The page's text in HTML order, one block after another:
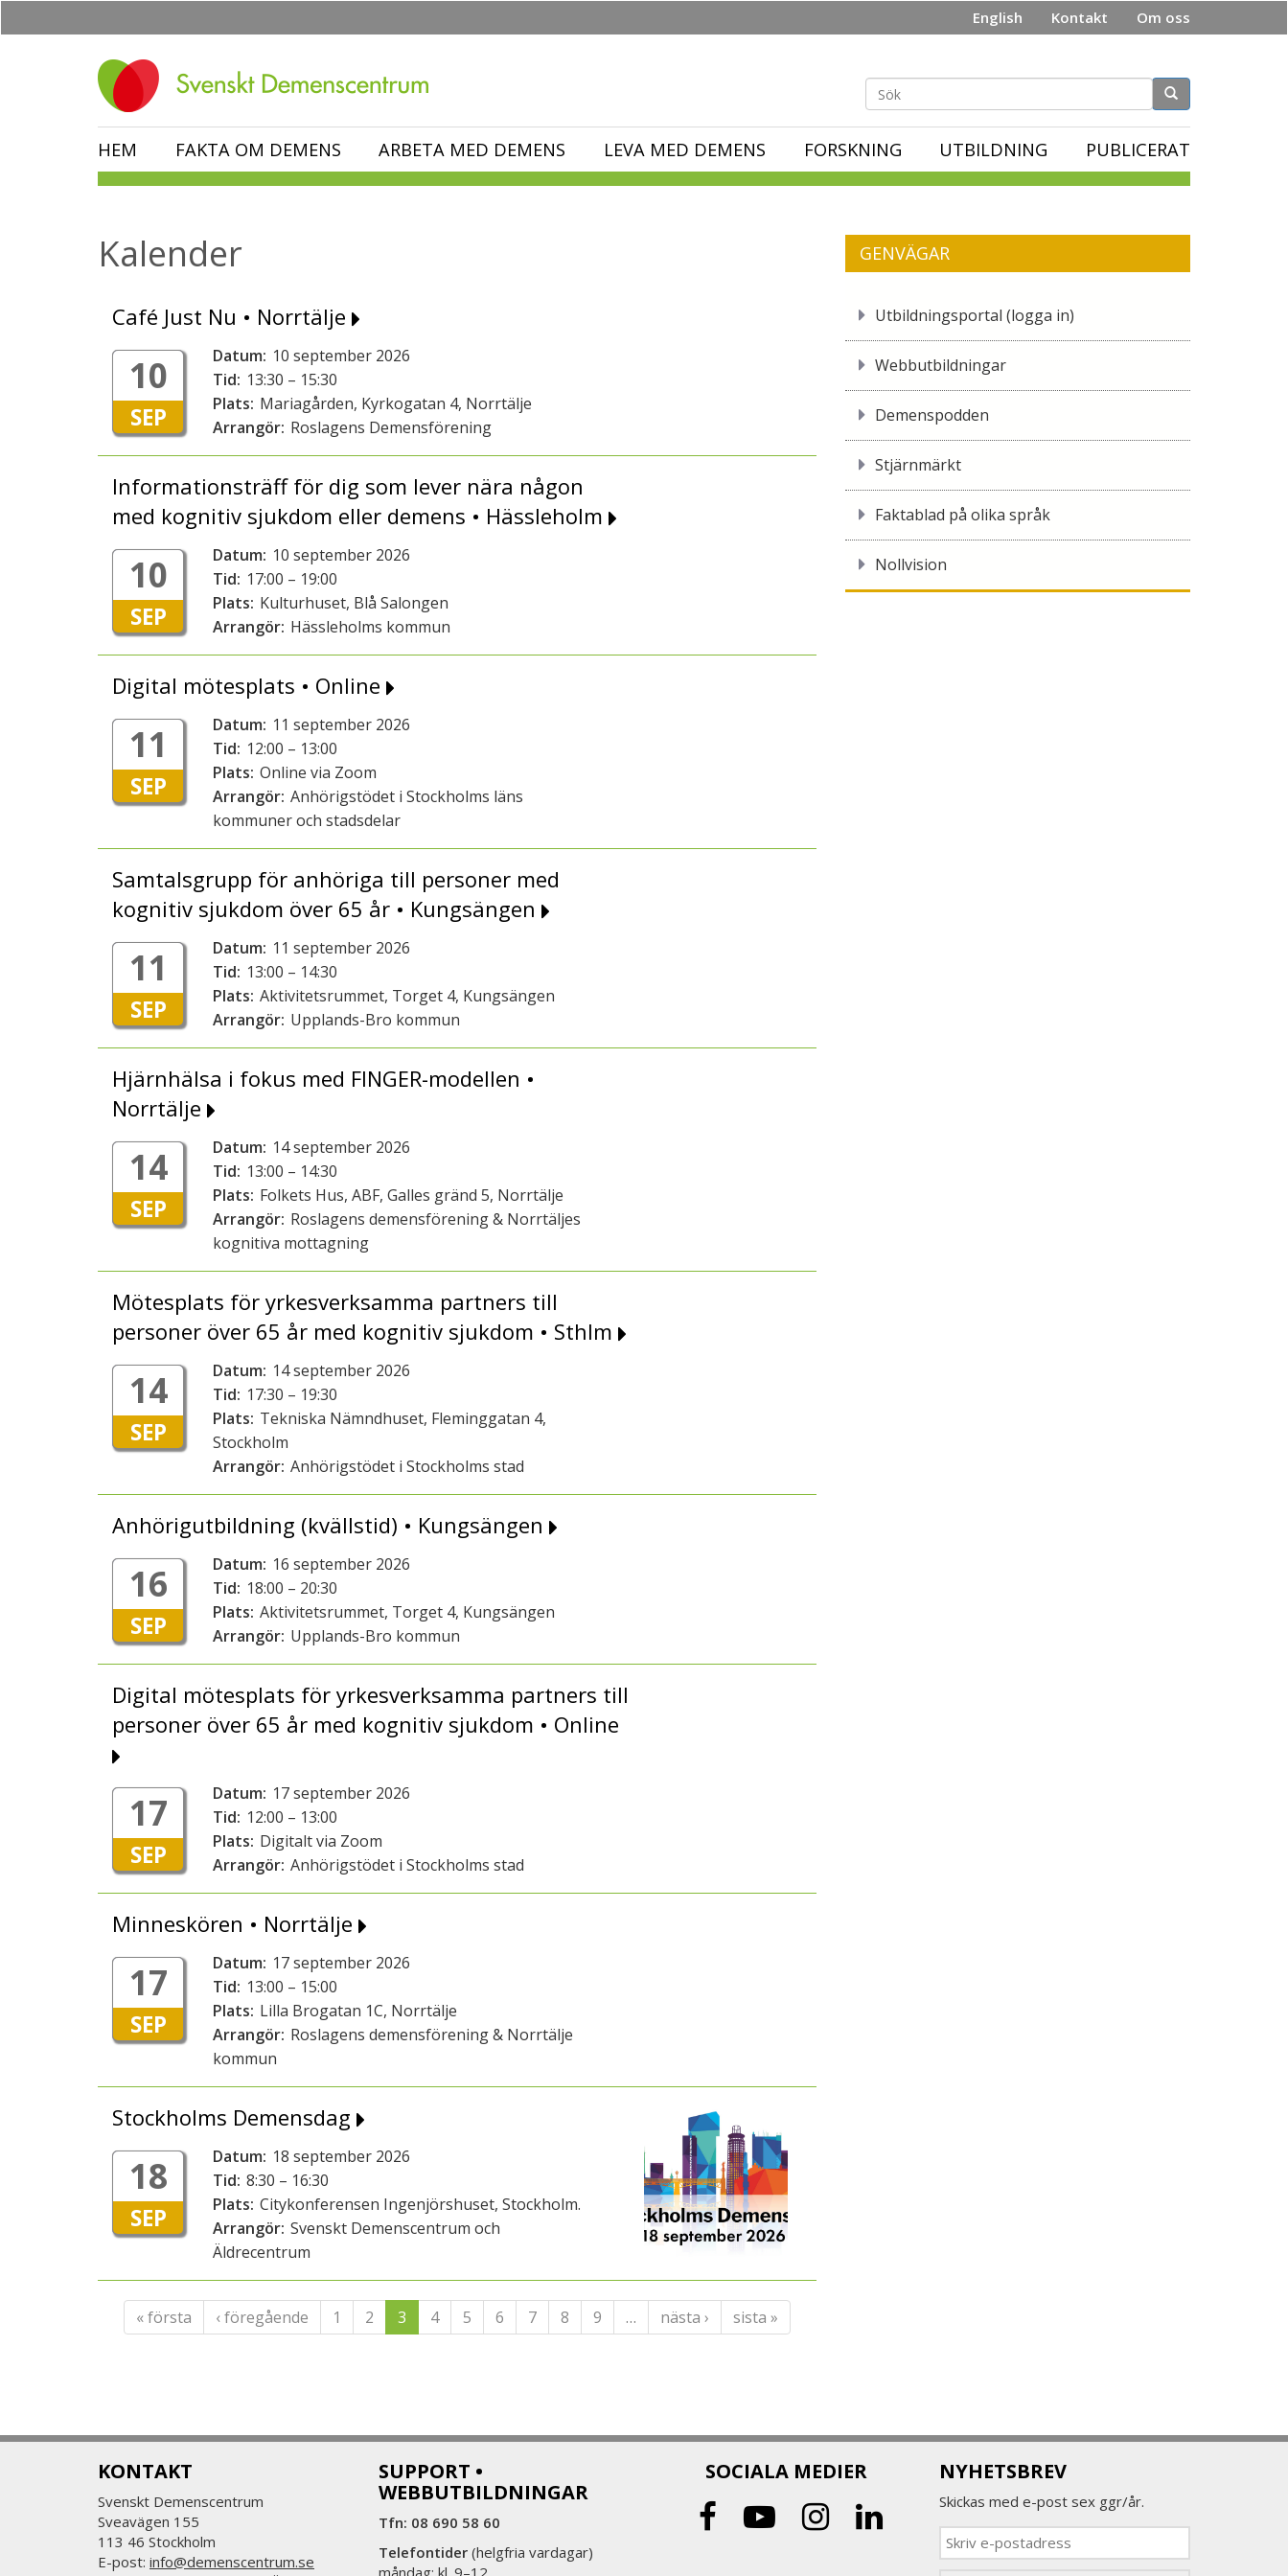
English Kontakt Om oss
Sökformulär
HEM FAKTA OM DEMENS ARBETA MED DEMENS LEVA MED DEMENS FORSKNING UTBILDNING PUBLICERAT
Kalender
Café Just Nu • Norrtälje
10
SEP
Datum: 10 september 2026
Tid: 13:30 – 15:30
Plats: Mariagården, Kyrkogatan 4, Norrtälje
Arrangör: Roslagens Demensförening
Informationsträff för dig som lever nära någon
med kognitiv sjukdom eller demens • Hässleholm
10
SEP
Datum: 10 september 2026
Tid: 17:00 – 19:00
Plats: Kulturhuset, Blå Salongen
Arrangör: Hässleholms kommun
Digital mötesplats • Online
11
SEP
Datum: 11 september 2026
Tid: 12:00 – 13:00
Plats: Online via Zoom
Arrangör: Anhörigstödet i Stockholms läns
kommuner och stadsdelar
Samtalsgrupp för anhöriga till personer med
kognitiv sjukdom över 65 år • Kungsängen
11
SEP
Datum: 11 september 2026
Tid: 13:00 – 14:30
Plats: Aktivitetsrummet, Torget 4, Kungsängen
Arrangör: Upplands-Bro kommun
Hjärnhälsa i fokus med FINGER-modellen •
Norrtälje
14
SEP
Datum: 14 september 2026
Tid: 13:00 – 14:30
Plats: Folkets Hus, ABF, Galles gränd 5, Norrtälje
Arrangör: Roslagens demensförening & Norrtäljes
kognitiva mottagning
Mötesplats för yrkesverksamma partners till
personer över 65 år med kognitiv sjukdom • Sthlm
14
SEP
Datum: 14 september 2026
Tid: 17:30 – 19:30
Plats: Tekniska Nämndhuset, Fleminggatan 4,
Stockholm
Arrangör: Anhörigstödet i Stockholms stad
Anhörigutbildning (kvällstid) • Kungsängen
16
SEP
Datum: 16 september 2026
Tid: 18:00 – 20:30
Plats: Aktivitetsrummet, Torget 4, Kungsängen
Arrangör: Upplands-Bro kommun
Digital mötesplats för yrkesverksamma partners till
personer över 65 år med kognitiv sjukdom • Online
17
SEP
Datum: 17 september 2026
Tid: 12:00 – 13:00
Plats: Digitalt via Zoom
Arrangör: Anhörigstödet i Stockholms stad
Minneskören • Norrtälje
17
SEP
Datum: 17 september 2026
Tid: 13:00 – 15:00
Plats: Lilla Brogatan 1C, Norrtälje
Arrangör: Roslagens demensförening & Norrtälje
kommun
Stockholms Demensdag
18
SEP
Datum: 18 september 2026
Tid: 8:30 – 16:30
Plats: Citykonferensen Ingenjörshuset, Stockholm.
Arrangör: Svenskt Demenscentrum och
Äldrecentrum
« första ‹ föregående 1 2 3 4 5 6 7 8 9 … nästa › sista »
GENVÄGAR
Utbildningsportal (logga in)
Webbutbildningar
Demenspodden
Stjärnmärkt
Faktablad på olika språk
Nollvision
KONTAKT
Svenskt Demenscentrum
Sveavägen 155
113 46 Stockholm
E-post: info@demenscentrum.se
SUPPORT •
WEBBUTBILDNINGAR
Tfn: 08 690 58 60
Telefontider(helgfria vardagar)
måndag: kl. 9–12
SOCIALA MEDIER NYHETSBREV
Skickas med e-post sex ggr/år.